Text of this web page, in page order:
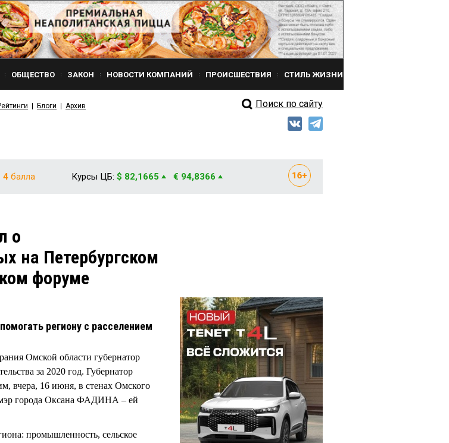
ОБЩЕСТВО ЗАКОН НОВОСТИ КОМПАНИЙ ПРОИСШЕСТВИЯ СТИЛЬ ЖИЗНИ
Блоги Архив Поиск по сайту
4 балла Курсы ЦБ: $ 82,1665 € 94,8366
о
на Петербургском
форуме
региону с расселением
Омской области губернатор
за 2020 год. Губернатор
вчера, 16 июня, в стенах Омского
мэр города Оксана ФАДИНА – ей
промышленность, сельское